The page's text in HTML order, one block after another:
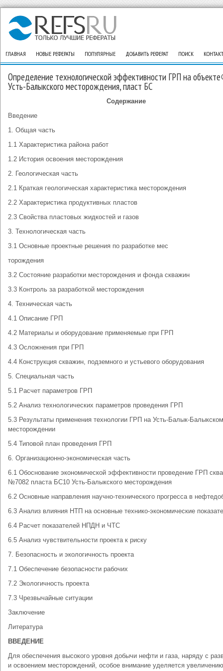
ГЛАВНАЯ НОВЫЕ РЕФЕРАТЫ ПОПУЛЯРНЫЕ ДОБАВИТЬ РЕФЕРАТ ПОИСК
Определение технологической эффективности ГРП на объекте
Усть-Балыкского месторождения, пласт БС
Содержание
Введение
1. Общая часть
1.1 Характеристика района работ
1.2 История освоения месторождения
2. Геологическая часть
2.1 Краткая геологическая характеристика месторождения
2.2 Характеристика продуктивных пластов
2.3 Свойства пластовых жидкостей и газов
3. Технологическая часть
3.1 Основные проектные решения по разработке мес
торождения
3.2 Состояние разработки месторождения и фонда скважин
3.3 Контроль за разработкой месторождения
4. Техническая часть
4.1 Описание ГРП
4.2 Материалы и оборудование применяемые при ГРП
4.3 Осложнения при ГРП
4.4 Конструкция скважин, подземного и устьевого оборудования
5. Специальная часть
5.1 Расчет параметров ГРП
5.2 Анализ технологических параметров проведения ГРП
5.3 Результаты применения технологии ГРП на Усть-Балык-
месторождении
5.4 Типовой план проведения ГРП
6. Организационно-экономическая часть
6.1 Обоснование экономической эффективности проведение ГРП
№7082 пласта БС10 Усть-Балыкского месторождения
6.2 Основные направления научно-технического прогресса в
6.3 Анализ влияния НТП на основные технико-экономические
6.4 Расчет показателей НПДН и ЧТС
6.5 Анализ чувствительности проекта к риску
7. Безопасность и экологичность проекта
7.1 Обеспечение безопасности рабочих
7.2 Экологичность проекта
7.3 Чрезвычайные ситуации
Заключение
Литература
ВВЕДЕНИЕ
Для обеспечения высокого уровня добычи нефти и газа, наряду с
и освоением месторождений, особое внимание уделяется увеличению